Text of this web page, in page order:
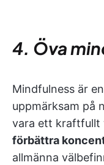
4. Öva
Mindfulness är
uppmärksam på
vara ett
förbättra
allmänna